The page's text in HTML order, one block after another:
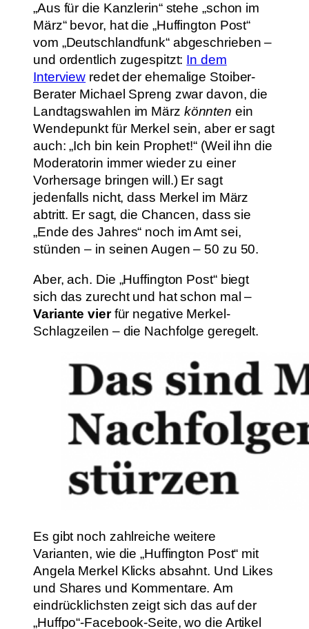
„Aus für die Kanzlerin“ stehe „schon im
März“ bevor, hat die „Huffington Post“
vom „Deutschlandfunk“ abgeschrieben –
und ordentlich zugespitzt: In dem
Interview redet der ehemalige Stoiber-
Berater Michael Spreng zwar davon, die
Landtagswahlen im März könnten ein
Wendepunkt für Merkel sein, aber er sagt
auch: „Ich bin kein Prophet!“ (Weil ihn die
Moderatorin immer wieder zu einer
Vorhersage bringen will.) Er sagt
jedenfalls nicht, dass Merkel im März
abtritt. Er sagt, die Chancen, dass sie
„Ende des Jahres“ noch im Amt sei,
stünden – in seinen Augen – 50 zu 50.
Aber, ach. Die „Huffington Post“ biegt
sich das zurecht und hat schon mal –
Variante vierfür negative Merkel-
Schlagzeilen – die Nachfolge geregelt.
Es gibt noch zahlreiche weitere
Varianten, wie die „Huffington Post“ mit
Angela Merkel Klicks absahnt. Und Likes
und Shares und Kommentare. Am
eindrücklichsten zeigt sich das auf der
„Huffpo“-Facebook-Seite, wo die Artikel